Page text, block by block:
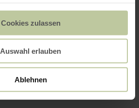
Cookies zulassen
Auswahl erlauben
Ablehnen